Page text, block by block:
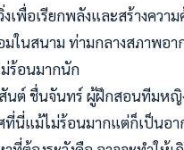
เพื่อเรียกพลังและสร้างควา
ในสนาม ท่ามกลางสภาพอา
ร้อนมากนัก
นต์ ชื่นจันทร์ ผู้ฝึกสอนทีมหญิ
ที่นี่แม้ไม่ร้อนมากแต่ก็เป็นอ